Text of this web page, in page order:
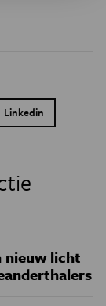
Linkedin
nieuw licht